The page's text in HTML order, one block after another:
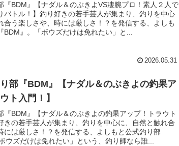
『BDM』【ナダル＆のぶきよVS凄腕プロ！素人２人で
バトル！】釣り好きの若手芸人が集まり、釣りを中心
合う楽しさや、時には厳しさ！？を発信する、よしも
BDM』。「ボウズだけは免れたい」と...
2026.05.31
部『BDM』【ナダル＆のぶきよの釣果ア
ト入門！】
『BDM』【ナダル＆のぶきよの釣果アップ！トラウト
きの若手芸人が集まり、釣りを中心に、自然と触れ合
には厳しさ！？を発信する、よしもと公式釣り部
ウズだけは免れたい」という、釣り師なら誰...